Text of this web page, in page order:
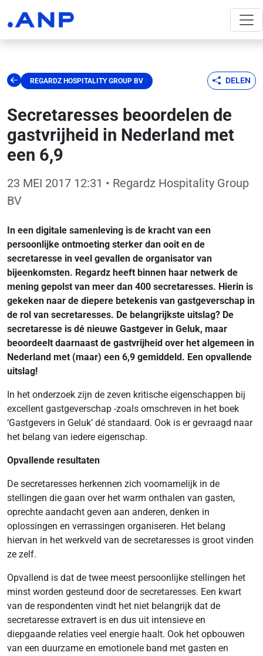
REGARDZ HOSPITALITY GROUP BV DELEN
Secretaresses beoordelen de
gastvrijheid in Nederland met
een 6,9
23 MEI 2017 12:31 • Regardz Hospitality Group
BV
In een digitale samenleving is de kracht van een
persoonlijke ontmoeting sterker dan ooit en de
secretaresse in veel gevallen de organisator van
bijeenkomsten. Regardz heeft binnen haar netwerk de
mening gepolst van meer dan 400 secretaresses. Hierin is
gekeken naar de diepere betekenis van gastgeverschap in
de rol van secretaresses. De belangrijkste uitslag? De
secretaresse is dé nieuwe Gastgever in Geluk, maar
beoordeelt daarnaast de gastvrijheid over het algemeen in
Nederland met (maar) een 6,9 gemiddeld. Een opvallende
uitslag!
In het onderzoek zijn de zeven kritische eigenschappen bij
excellent gastgeverschap -zoals omschreven in het boek
‘Gastgevers in Geluk’ dé standaard. Ook is er gevraagd naar
het belang van iedere eigenschap.
Opvallende resultaten
De secretaresses herkennen zich voornamelijk in de
stellingen die gaan over het warm onthalen van gasten,
oprechte aandacht geven aan anderen, denken in
oplossingen en verrassingen organiseren. Het belang
hiervan in het werkveld van de secretaresses is groot vinden
ze zelf.
Opvallend is dat de twee meest persoonlijke stellingen het
minst worden gesteund door de secretaresses. Een kwart
van de respondenten vindt het niet belangrijk dat de
secretaresse extravert is en dus uit intensieve en
diepgaande relaties veel energie haalt. Ook het opbouwen
van een duurzame en emotionele band met gasten en